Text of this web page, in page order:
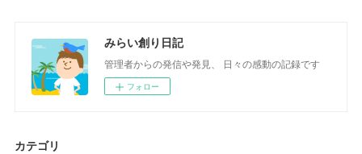
みらい創り日記
管理者からの発信や発見、 日々の感動の記録です
フォロー
カテゴリ